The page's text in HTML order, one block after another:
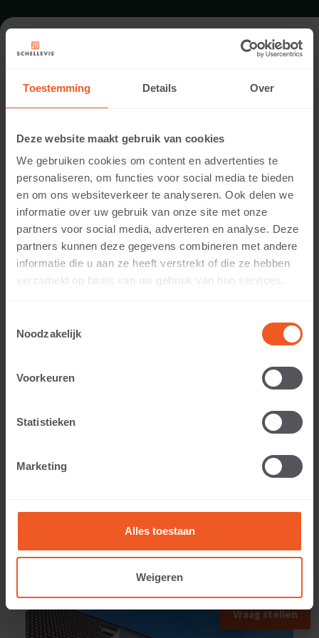
Toestemming Details Over
Deze website maakt gebruik van cookies
We gebruiken cookies om content en advertenties te
personaliseren, om functies voor social media te bieden
en om ons websiteverkeer te analyseren. Ook delen we
informatie over uw gebruik van onze site met onze
partners voor social media, adverteren en analyse. Deze
partners kunnen deze gegevens combineren met andere
informatie die u aan ze heeft verstrekt of die ze hebben
verzameld op basis van uw gebruik van hun services.
Noodzakelijk
Voorkeuren
Statistieken
Marketing
Alles toestaan
Weigeren
FORMAT - NIBBED PAVER 400X100
RANGE GRASS PAVERS
100 MM THICKNESS
Vraag stellen